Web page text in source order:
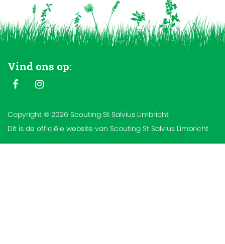
Vind ons op:
Copyright © 2026 Scouting St Salvius Limbricht
Dit is de officiële website van Scouting St Salvius Limbricht